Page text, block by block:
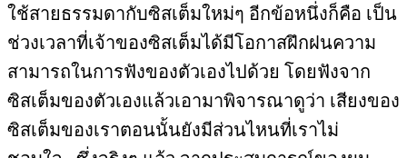
ใช้สายธรรมดากับซิสเต็มใหม่ๆ อีกข้อหนึ่งก็คือ เป็น
ช่วงเวลาที่เจ้าของซิสเต็มได้มีโอกาสฝึกฝนความ
สามารถในการฟังของตัวเองไปด้วย โดยฟังจาก
ซิสเต็มของตัวเองแล้วเอามาพิจารณาดูว่า เสียงของ
ซิสเต็มของเราตอนนั้นยังมีส่วนไหนที่เราไม่